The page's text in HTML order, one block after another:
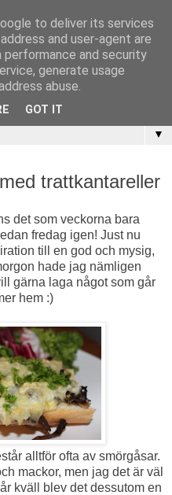
▼
trattkantareller
det som veckorna bara
fredag igen! Just nu
till en god och mysig,
hade jag nämligen
gärna laga något som går
hem :)
alltför ofta av smörgåsar.
mackor, men jag det är väl
kväll blev det dessutom en
to deliver its services
and user-agent are
performance and security
generate usage
abuse.
GOT IT